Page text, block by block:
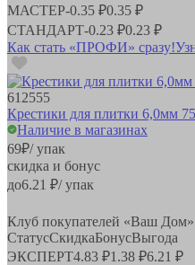
МАСТЕР-0.35 ₽0.35 ₽
СТАНДАРТ-0.23 ₽0.23 ₽
Как стать «ПРОФИ» сразу!
612555
Крестики для плитки 6,0мм
Наличие в магазинах
69₽/ упак
скидка и бонус
до6.21 ₽/ упак
Клуб покупателей «Ваш Дом»
СтатусСкидкаБонусВыгода
ЭКСПЕРТ4.83 ₽1.38 ₽6.21 ₽